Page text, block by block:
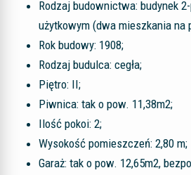
Rodzaj budownictwa: budynek
użytkowym (dwa mieszkania na
Rok budowy: 1908;
Rodzaj budulca: cegła;
Piętro: II;
Piwnica: tak o pow. 11,38m2;
Ilość pokoi: 2;
Wysokość pomieszczeń: 2,80 m;
Garaż: tak o pow. 12,65m2,